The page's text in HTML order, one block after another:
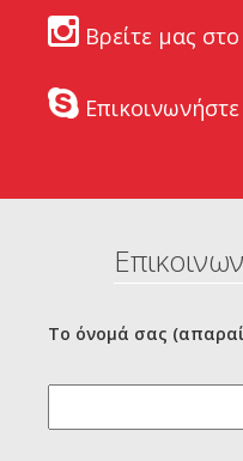
Βρείτε μας
Το όνομά σας